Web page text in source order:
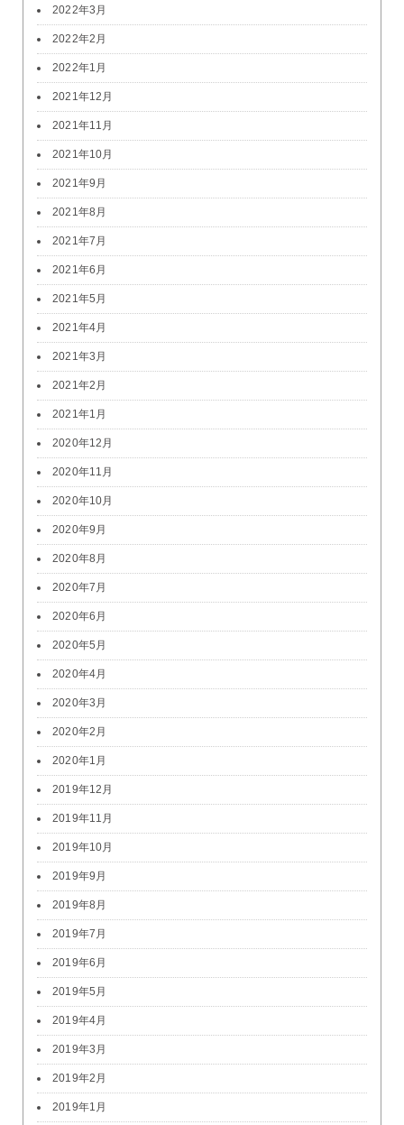
2022年3月
2022年2月
2022年1月
2021年12月
2021年11月
2021年10月
2021年9月
2021年8月
2021年7月
2021年6月
2021年5月
2021年4月
2021年3月
2021年2月
2021年1月
2020年12月
2020年11月
2020年10月
2020年9月
2020年8月
2020年7月
2020年6月
2020年5月
2020年4月
2020年3月
2020年2月
2020年1月
2019年12月
2019年11月
2019年10月
2019年9月
2019年8月
2019年7月
2019年6月
2019年5月
2019年4月
2019年3月
2019年2月
2019年1月